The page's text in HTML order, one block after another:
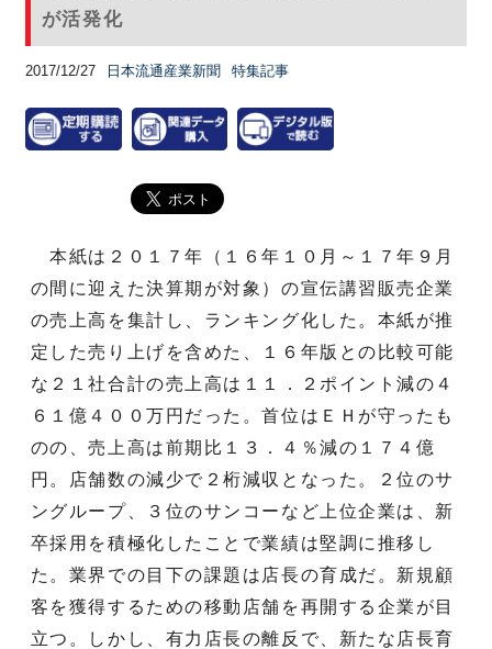
が活発化
2017/12/27 日本流通産業新聞 特集記事
本紙は２０１７年（１６年１０月～１７年９月
の間に迎えた決算期が対象）の宣伝講習販売企業
の売上高を集計し、ランキング化した。本紙が推
定した売り上げを含めた、１６年版との比較可能
な２１社合計の売上高は１１．２ポイント減の４
６１億４００万円だった。首位はＥＨが守ったも
のの、売上高は前期比１３．４％減の１７４億
円。店舗数の減少で２桁減収となった。２位のサ
ングループ、３位のサンコーなど上位企業は、新
卒採用を積極化したことで業績は堅調に推移し
た。業界での目下の課題は店長の育成だ。新規顧
客を獲得するための移動店舗を再開する企業が目
立つ。しかし、有力店長の離反で、新たな店長育